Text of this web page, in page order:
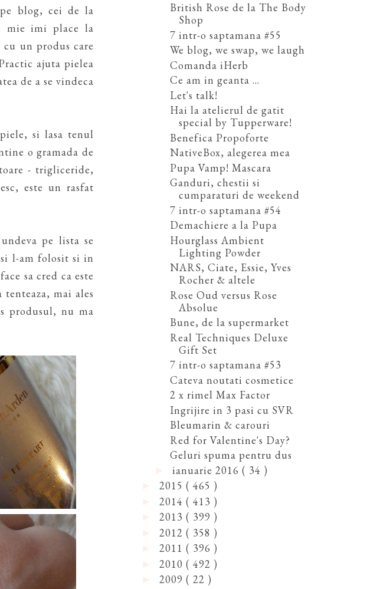
blog, cei de la
mie imi place la
un produs care
ajuta pielea
de a se vindeca
si lasa tenul
o gramada de
- trigliceride,
este un rasfat
pe lista se
l-am folosit si in
sa cred ca este
mai ales
produsul, nu ma
British Rose de la The Body
Shop
7 intr-o saptamana #55
We blog, we swap, we laugh
Comanda iHerb
Ce am in geanta ...
Let's talk!
Hai la atelierul de gatit
special by Tupperware!
Benefica Propoforte
NativeBox, alegerea mea
Pupa Vamp! Mascara
Ganduri, chestii si
cumparaturi de weekend
7 intr-o saptamana #54
Demachiere a la Pupa
Hourglass Ambient
Lighting Powder
NARS, Ciate, Essie, Yves
Rocher & altele
Rose Oud versus Rose
Absolue
Bune, de la supermarket
Real Techniques Deluxe
Gift Set
7 intr-o saptamana #53
Cateva noutati cosmetice
2 x rimel Max Factor
Ingrijire in 3 pasi cu SVR
Bleumarin & carouri
Red for Valentine's Day?
Geluri spuma pentru dus
ianuarie 2016 ( 34 )
2015 ( 465 )
2014 ( 413 )
2013 ( 399 )
2012 ( 358 )
2011 ( 396 )
2010 ( 492 )
2009 ( 22 )